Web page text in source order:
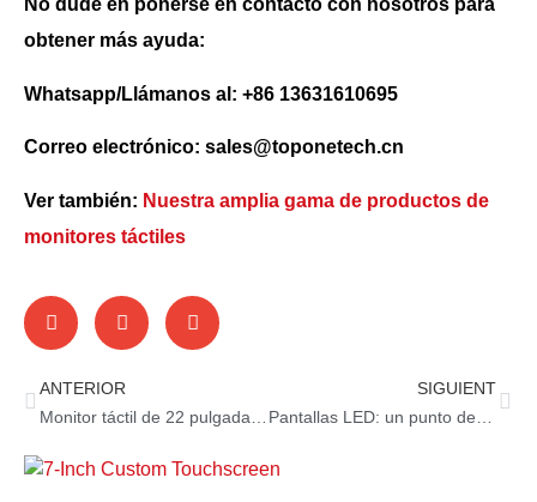
No dude en ponerse en contacto con nosotros para
obtener más ayuda:
Whatsapp/Llámanos al: +86 13631610695
Correo electrónico: sales@toponetech.cn
Ver también: Nuestra amplia gama de productos de
monitores táctiles
ANTERIOR
SIGUIENT